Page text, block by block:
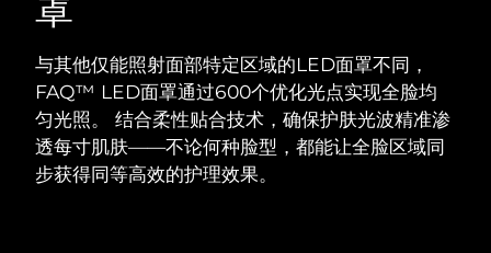
罩
与其他仅能照射面部特定区域的LED面罩不同，
FAQ™ LED面罩通过600个优化光点实现全脸均
匀光照。结合柔性贴合技术，确保护肤光波精准渗
透每寸肌肤——不论何种脸型，都能让全脸区域同
步获得同等高效的护理效果。